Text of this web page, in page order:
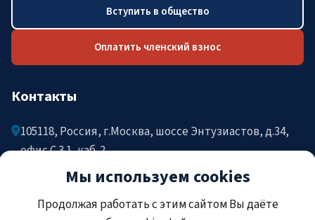
Мы используем cookies
Продолжая работать с этим сайтом Вы даёте
Вступить в общество
Оплатить членский взнос
Контакты
105118, Россия, г.Москва, шоссе Энтузиастов, д.34,
офис C.3.1, каб. 2
post@rosomed.ru
kolysh@rosomed.ru